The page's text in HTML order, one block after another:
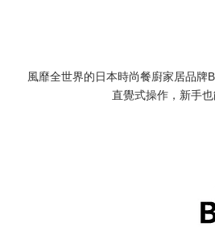
風靡全世界的日本時尚餐廚家居品牌
直覺式操作，新手